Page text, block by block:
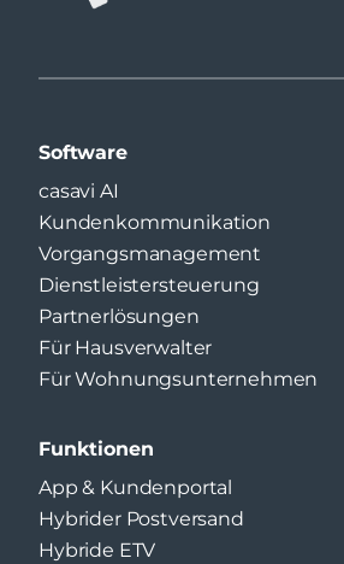
Software
casavi AI
Kundenkommunikation
Vorgangsmanagement
Dienstleistersteuerung
Partnerlösungen
Für Hausverwalter
Für Wohnungsunternehmen
Funktionen
App & Kundenportal
Hybrider Postversand
Hybride ETV